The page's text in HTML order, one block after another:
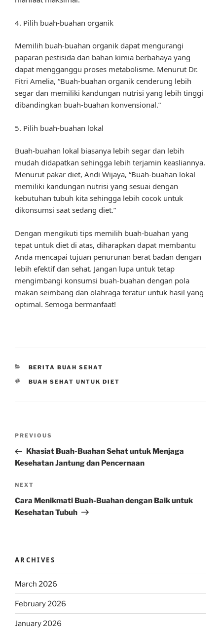
4. Pilih buah-buahan organik
Memilih buah-buahan organik dapat mengurangi
paparan pestisida dan bahan kimia berbahaya yang
dapat mengganggu proses metabolisme. Menurut Dr.
Fitri Amelia, “Buah-buahan organik cenderung lebih
segar dan memiliki kandungan nutrisi yang lebih tinggi
dibandingkan buah-buahan konvensional.”
5. Pilih buah-buahan lokal
Buah-buahan lokal biasanya lebih segar dan lebih
mudah didapatkan sehingga lebih terjamin keasliannya.
Menurut pakar diet, Andi Wijaya, “Buah-buahan lokal
memiliki kandungan nutrisi yang sesuai dengan
kebutuhan tubuh kita sehingga lebih cocok untuk
dikonsumsi saat sedang diet.”
Dengan mengikuti tips memilih buah-buahan yang
tepat untuk diet di atas, diharapkan dapat membantu
Anda mencapai tujuan penurunan berat badan dengan
lebih efektif dan sehat. Jangan lupa untuk tetap
mengimbangi konsumsi buah-buahan dengan pola
makan seimbang dan olahraga teratur untuk hasil yang
optimal. Semoga bermanfaat!
CATEGORIES
BERITA BUAH SEHAT
TAGS
BUAH SEHAT UNTUK DIET
Previous
Post
PREVIOUS
Khasiat Buah-Buahan Sehat untuk Menjaga
Kesehatan Jantung dan Pencernaan
Next
Post
NEXT
Cara Menikmati Buah-Buahan dengan Baik untuk
Kesehatan Tubuh
ARCHIVES
March 2026
February 2026
January 2026